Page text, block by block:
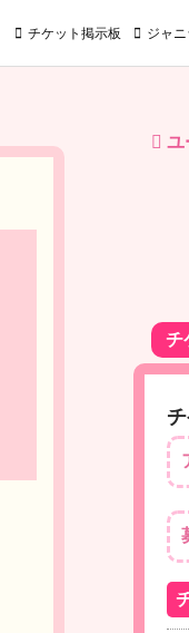
チケット掲示板 ジャ
ユ
チ